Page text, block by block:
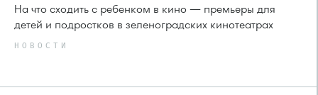
На что сходить с ребенком в кино — премьеры для
детей и подростков в зеленоградских кинотеатрах
НОВОСТИ